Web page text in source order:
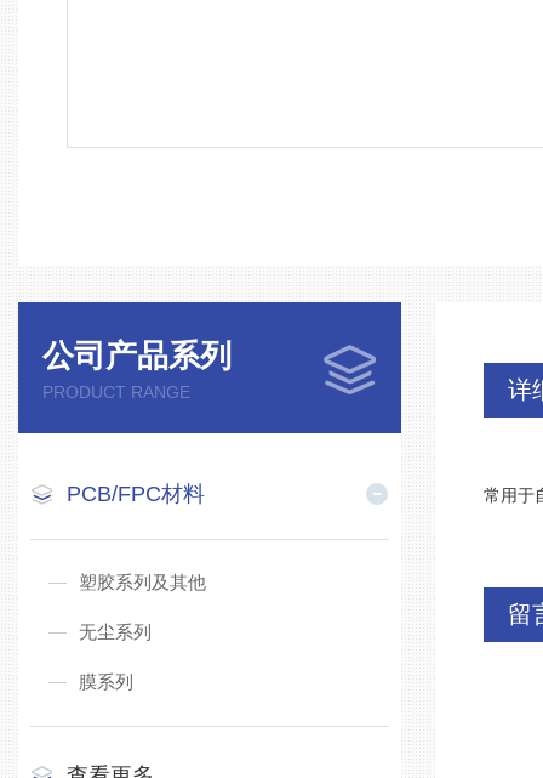
公司产品系列
PRODUCT RANGE
PCB/FPC材料
塑胶系列及其他
无尘系列
膜系列
详
常用于
留